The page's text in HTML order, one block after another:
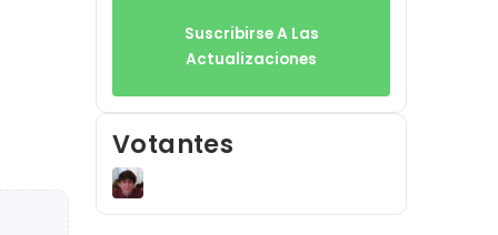
Suscribirse A Las
Actualizaciones
Votantes